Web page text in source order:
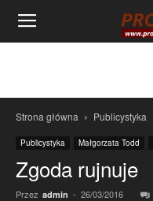
Strona główna Publicystyka
Publicystyka Małgorzata Todd
Zgoda rujnuje
Przez admin - 26/03/2016